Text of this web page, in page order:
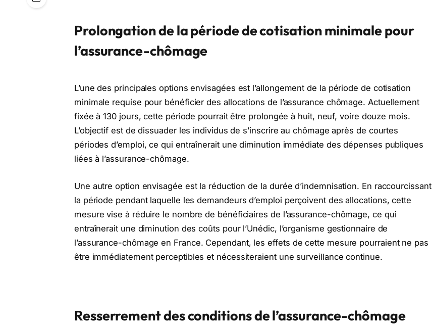
Prolongation de la période de cotisation minimale pour
l’assurance-chômage
L’une des principales options envisagées est l’allongement de la période de cotisation
minimale requise pour bénéficier des allocations de l’assurance chômage. Actuellement
fixée à 130 jours, cette période pourrait être prolongée à huit, neuf, voire douze mois.
L’objectif est de dissuader les individus de s’inscrire au chômage après de courtes
périodes d’emploi, ce qui entraînerait une diminution immédiate des dépenses publiques
liées à l’assurance-chômage.
Une autre option envisagée est la réduction de la durée d’indemnisation. En raccourcissant
la période pendant laquelle les demandeurs d’emploi perçoivent des allocations, cette
mesure vise à réduire le nombre de bénéficiaires de l’assurance-chômage, ce qui
entraînerait une diminution des coûts pour l’Unédic, l’organisme gestionnaire de
l’assurance-chômage en France. Cependant, les effets de cette mesure pourraient ne pas
être immédiatement perceptibles et nécessiteraient une surveillance continue.
Resserrement des conditions de l’assurance-chômage